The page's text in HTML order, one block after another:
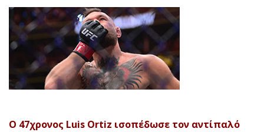
Ο 47χρονος Luis Ortiz ισοπέδωσε τον αντίπαλό